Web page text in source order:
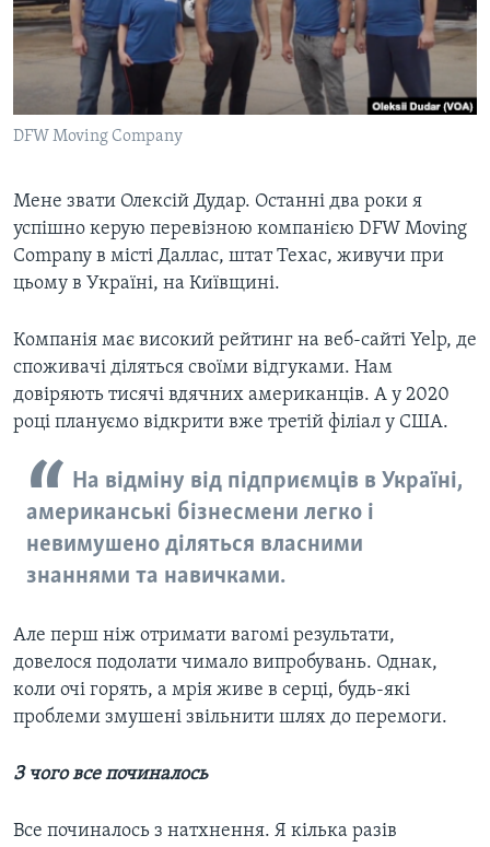
СУСПІЛЬСТВО
ЕКОНОМІКА
ІСТОРІЇ УСПІХУ УКРАЇНЦІВ
ТЕЛЕПРОГРАМИ
ЧАС-TIME
ВІКНО В АМЕРИКУ
ПРАЙМ-ТАЙМ
ПОГЛЯД З ВАШИНГТОНА
ENGLISH
Learning English
МИ В СОЦМЕРЕЖАХ
Мови
DFW Moving Company
Мене звати Олексій Дудар. Останні два роки я
успішно керую перевізною компанією DFW Moving
Company в місті Даллас, штат Техас, живучи при
цьому в Україні, на Київщині.
Компанія має високий рейтинг на веб-сайті Yelp, де
споживачі діляться своїми відгуками. Нам
довіряють тисячі вдячних американців. А у 2020
році плануємо відкрити вже третій філіал у США.
На відміну від підприємців в Україні,
американські бізнесмени легко і
невимушено діляться власними
знаннями та навичками.
Але перш ніж отримати вагомі результати,
довелося подолати чимало випробувань. Однак,
коли очі горять, а мрія живе в серці, будь-які
проблеми змушені звільнити шлях до перемоги.
З чого все починалось
Все починалось з натхнення. Я кілька разів